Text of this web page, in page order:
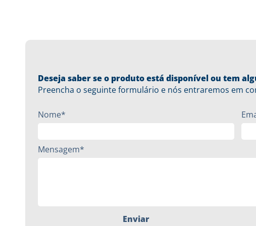
Deseja saber se o produto está disponível ou tem
Preencha o seguinte formulário e nós entraremos em
Nome*
Mensagem*
Enviar